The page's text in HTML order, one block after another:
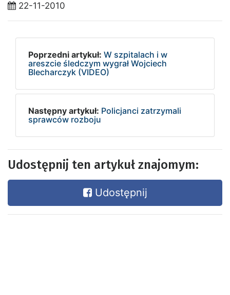
22-11-2010
Poprzedni artykuł: W szpitalach i w
areszcie śledczym wygrał Wojciech
Blecharczyk (VIDEO)
Następny artykuł: Policjanci zatrzymali
sprawców rozboju
Udostępnij ten artykuł znajomym:
Udostępnij